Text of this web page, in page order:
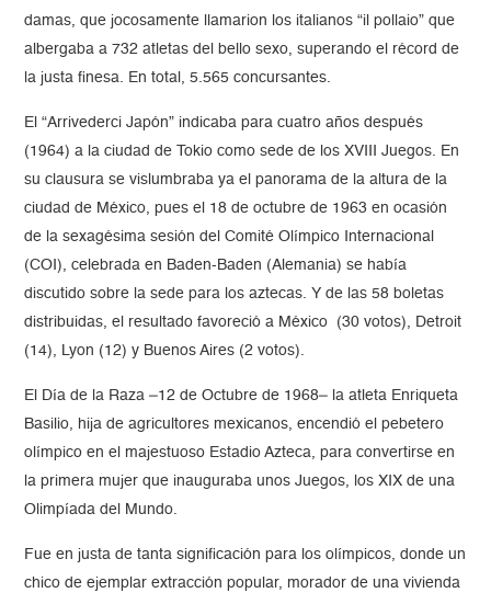
damas, que jocosamente llamarion los italianos “il pollaio” que
albergaba a 732 atletas del bello sexo, superando el récord de
la justa finesa. En total, 5.565 concursantes.
El “Arrivederci Japón” indicaba para cuatro años después
(1964) a la ciudad de Tokio como sede de los XVIII Juegos. En
su clausura se vislumbraba ya el panorama de la altura de la
ciudad de México, pues el 18 de octubre de 1963 en ocasión
de la sexagésima sesión del Comité Olímpico Internacional
(COI), celebrada en Baden-Baden (Alemania) se había
discutido sobre la sede para los aztecas. Y de las 58 boletas
distribuidas, el resultado favoreció a México (30 votos), Detroit
(14), Lyon (12) y Buenos Aires (2 votos).
El Día de la Raza –12 de Octubre de 1968– la atleta Enriqueta
Basilio, hija de agricultores mexicanos, encendió el pebetero
olímpico en el majestuoso Estadio Azteca, para convertirse en
la primera mujer que inauguraba unos Juegos, los XIX de una
Olimpíada del Mundo.
Fue en justa de tanta significación para los olímpicos, donde un
chico de ejemplar extracción popular, morador de una vivienda